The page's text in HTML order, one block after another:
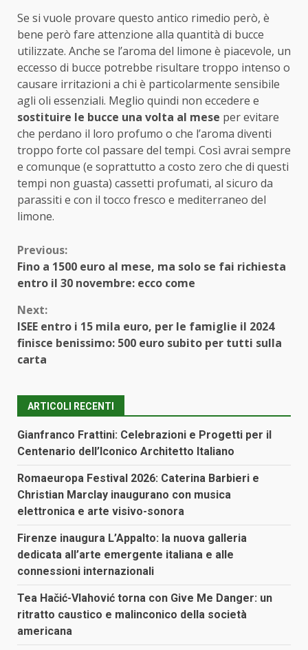
Se si vuole provare questo antico rimedio però, è
bene però fare attenzione alla quantità di bucce
utilizzate. Anche se l’aroma del limone è piacevole, un
eccesso di bucce potrebbe risultare troppo intenso o
causare irritazioni a chi è particolarmente sensibile
agli oli essenziali. Meglio quindi non eccedere e
sostituire le bucce una volta al mese per evitare
che perdano il loro profumo o che l’aroma diventi
troppo forte col passare del tempi. Così avrai sempre
e comunque (e soprattutto a costo zero che di questi
tempi non guasta) cassetti profumati, al sicuro da
parassiti e con il tocco fresco e mediterraneo del
limone.
Continue
Reading
Previous:
Fino a 1500 euro al mese, ma solo se fai richiesta
entro il 30 novembre: ecco come
Next:
ISEE entro i 15 mila euro, per le famiglie il 2024
finisce benissimo: 500 euro subito per tutti sulla
carta
ARTICOLI RECENTI
Gianfranco Frattini: Celebrazioni e Progetti per il
Centenario dell’Iconico Architetto Italiano
Romaeuropa Festival 2026: Caterina Barbieri e
Christian Marclay inaugurano con musica
elettronica e arte visivo-sonora
Firenze inaugura L’Appalto: la nuova galleria
dedicata all’arte emergente italiana e alle
connessioni internazionali
Tea Hačić-Vlahović torna con Give Me Danger: un
ritratto caustico e malinconico della società
americana